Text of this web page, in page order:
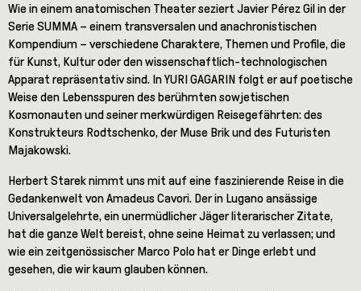
Wie in einem anatomischen Theater seziert Javier Pérez Gil in der
Serie SUMMA – einem transversalen und anachronistischen
Kompendium – verschiedene Charaktere, Themen und Profile, die
für Kunst, Kultur oder den wissenschaftlich-technologischen
Apparat repräsentativ sind. InYURI GAGARIN folgt er auf poetische
Weise den Lebensspuren des berühmten sowjetischen
Kosmonauten und seiner merkwürdigen Reisegefährten: des
Konstrukteurs Rodtschenko, der Muse Brik und des Futuristen
Majakowski.
Herbert Starek nimmt uns mit auf eine faszinierende Reise in die
Gedankenwelt von Amadeus Cavori. Der in Lugano ansässige
Universalgelehrte, ein unermüdlicher Jäger literarischer Zitate,
hat die ganze Welt bereist, ohne seine Heimat zu verlassen; und
wie ein zeitgenössischer Marco Polo hat er Dinge erlebt und
gesehen, die wir kaum glauben können.